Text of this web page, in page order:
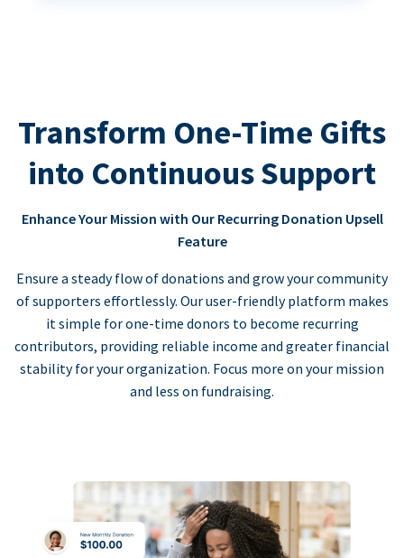
Transform One-Time Gifts
into Continuous Support
Enhance Your Mission with Our Recurring Donation Upsell
Feature
Ensure a steady flow of donations and grow your community
of supporters effortlessly. Our user-friendly platform makes
it simple for one-time donors to become recurring
contributors, providing reliable income and greater financial
stability for your organization. Focus more on your mission
and less on fundraising.